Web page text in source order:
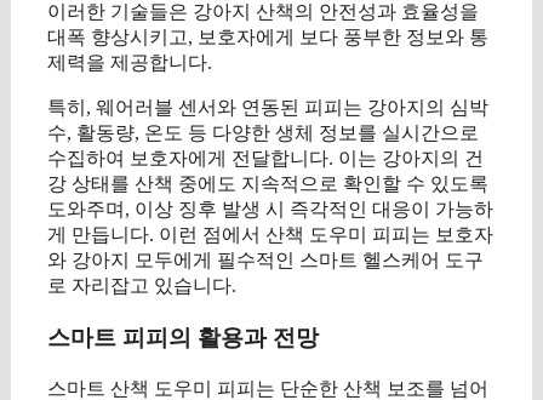
이러한 기술들은 강아지 산책의 안전성과 효율성을
대폭 향상시키고, 보호자에게 보다 풍부한 정보와 통
제력을 제공합니다.
특히, 웨어러블 센서와 연동된 피피는 강아지의 심박
수, 활동량, 온도 등 다양한 생체 정보를 실시간으로
수집하여 보호자에게 전달합니다. 이는 강아지의 건
강 상태를 산책 중에도 지속적으로 확인할 수 있도록
도와주며, 이상 징후 발생 시 즉각적인 대응이 가능하
게 만듭니다. 이런 점에서 산책 도우미 피피는 보호자
와 강아지 모두에게 필수적인 스마트 헬스케어 도구
로 자리잡고 있습니다.
스마트 피피의 활용과 전망
스마트 산책 도우미 피피는 단순한 산책 보조를 넘어